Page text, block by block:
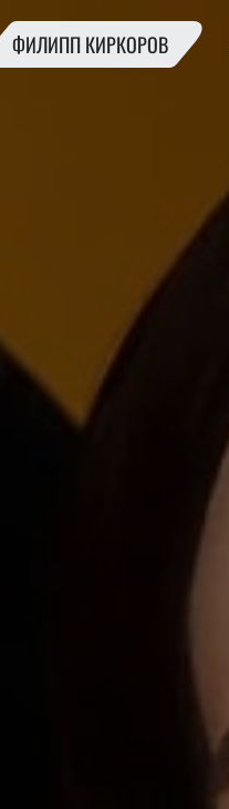
ФИЛИПП КИРКОРОВ